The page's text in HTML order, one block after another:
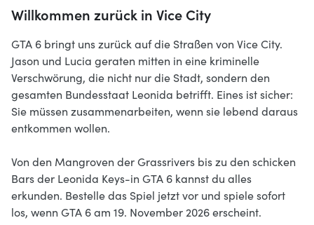
Willkommen zurück in Vice City
GTA 6 bringt uns zurück auf die Straßen von Vice City.
Jason und Lucia geraten mitten in eine kriminelle
Verschwörung, die nicht nur die Stadt, sondern den
gesamten Bundesstaat Leonida betrifft. Eines ist sicher:
Sie müssen zusammenarbeiten, wenn sie lebend daraus
entkommen wollen.
Von den Mangroven der Grassrivers bis zu den schicken
Bars der Leonida Keys-in GTA 6 kannst du alles
erkunden. Bestelle das Spiel jetzt vor und spiele sofort
los, wenn GTA 6 am 19. November 2026 erscheint.